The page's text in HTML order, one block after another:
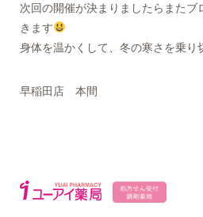
次回の開催が決まりましたらまたブ
きます
身体を温かくして、冬の寒さを乗り
早稲田店 本間